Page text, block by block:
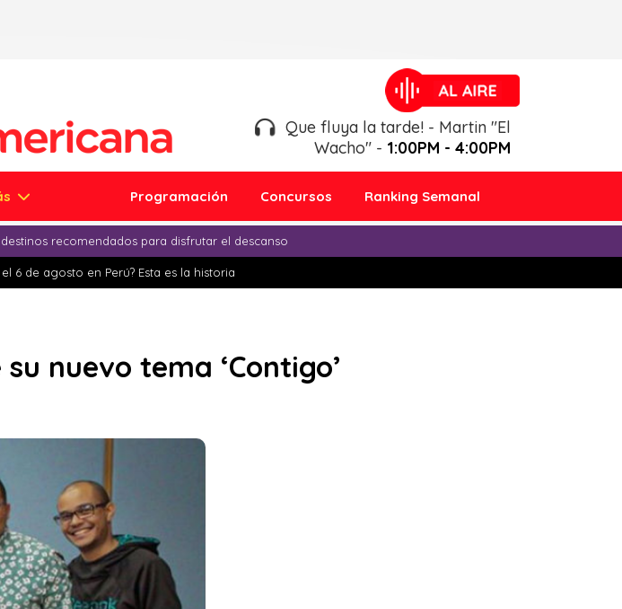
Que fluya la tarde! - Martin "El
Wacho" - 1:00PM - 4:00PM
Programación Concursos Ranking Semanal
recomendados para disfrutar el descanso
6 de agosto en Perú? Esta es la historia
nuevo tema ‘Contigo’